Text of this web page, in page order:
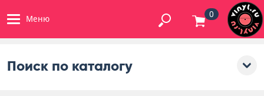
Меню 0
Поиск по каталогу